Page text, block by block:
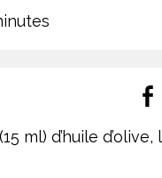
ml) d’huile